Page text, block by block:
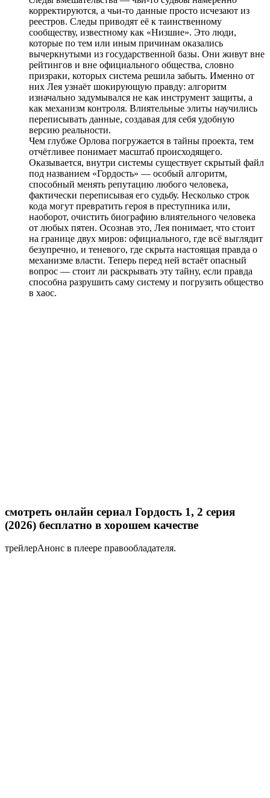
корректируются, а чьи-то данные просто исчезают из
реестров. Следы приводят её к таинственному
сообществу, известному как «Низшие». Это люди,
которые по тем или иным причинам оказались
вычеркнутыми из государственной базы. Они живут вне
рейтингов и вне официального общества, словно
призраки, которых система решила забыть. Именно от
них Лея узнаёт шокирующую правду: алгоритм
изначально задумывался не как инструмент защиты, а
как механизм контроля. Влиятельные элиты научились
переписывать данные, создавая для себя удобную
версию реальности.
Чем глубже Орлова погружается в тайны проекта, тем
отчётливее понимает масштаб происходящего.
Оказывается, внутри системы существует скрытый файл
под названием «Гордость» — особый алгоритм,
способный менять репутацию любого человека,
фактически переписывая его судьбу. Несколько строк
кода могут превратить героя в преступника или,
наоборот, очистить биографию влиятельного человека
от любых пятен. Осознав это, Лея понимает, что стоит
на границе двух миров: официального, где всё выглядит
безупречно, и теневого, где скрыта настоящая правда о
механизме власти. Теперь перед ней встаёт опасный
вопрос — стоит ли раскрывать эту тайну, если правда
способна разрушить саму систему и погрузить общество
в хаос.
смотреть онлайн сериал Гордость 1, 2 серия
(2026) бесплатно в хорошем качестве
трейлерАнонс в плеере правообладателя.